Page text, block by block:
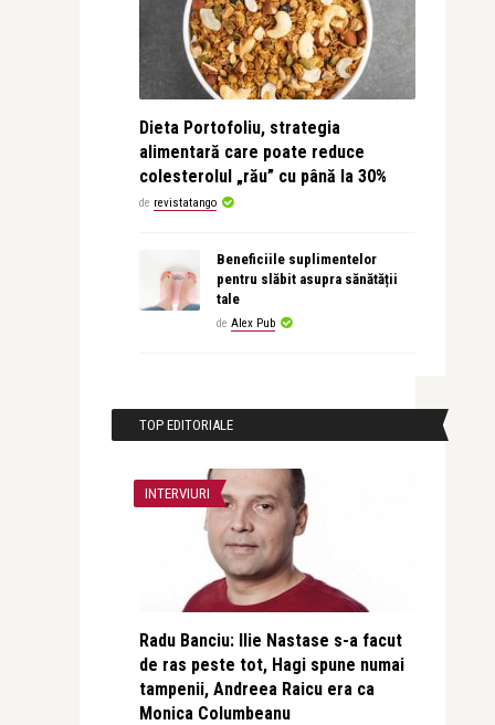
Dieta Portofoliu, strategia
alimentară care poate reduce
colesterolul „rău” cu până la 30%
de revistatango
Beneficiile suplimentelor
pentru slăbit asupra sănătății
tale
de Alex Pub
TOP EDITORIALE
INTERVIURI
Radu Banciu: Ilie Nastase s-a facut
de ras peste tot, Hagi spune numai
tampenii, Andreea Raicu era ca
Monica Columbeanu